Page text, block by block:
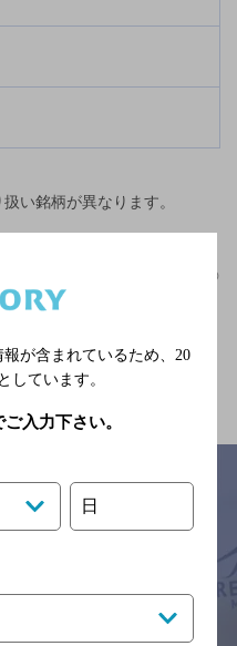
い銘柄が異なります。
ツが飲める,誕生日や記念日の
達人店
ジ
などの掲載情報については、
とがありますので、
さいますようお願い申し上げま
が含まれているため、 20
しています。
入力下さい。
日